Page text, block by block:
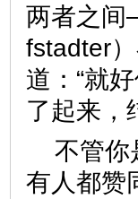
两者之间
fstadter
道：“就
了起来，
不管你
有人都赞